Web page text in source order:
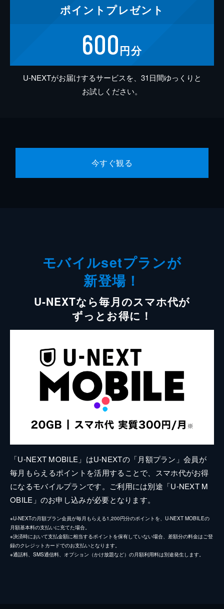
ポイント プレゼント
600円分
U-NEXTがお届けするサービスを、31日間ゆっくりと
お試しください。
今すぐ観る
モバイルsetプランが
新登場！
U-NEXTなら毎月のスマホ代が
ずっとお得に！
「U-NEXT MOBILE」はU-NEXTの「月額プラン」会員が
毎月もらえるポイントを活用することで、スマホ代がお得
になるモバイルプランです。ご利用には別途「U-NEXT M
OBILE」のお申し込みが必要となります。
※U-NEXTの月額プラン会員が毎月もらえる1,200円分のポイントを、U-NEXT MOBILEの
月額基本料の支払いに充てた場合。
※決済時において支払金額に相当するポイントを保有していない場合、差額分の料金はご登
録のクレジットカードでのお支払いとなります。
※通話料、SMS通信料、オプション（かけ放題など）の月額利用料は別途発生します。